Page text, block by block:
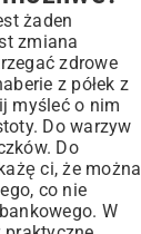
i zdrowo?
rezygnacji
i
zakupów:
żaden
zmiana
zdrowe
z półek z
myśleć o nim
Do warzyw
Do
ci, że można
co nie
W